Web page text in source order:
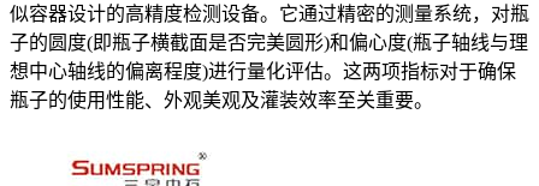
似容器设计的高精度检测设备。它通过精密的测量系统，对瓶
子的圆度(即瓶子横截面是否完美圆形)和偏心度(瓶子轴线与理
想中心轴线的偏离程度)进行量化评估。这两项指标对于确保
瓶子的使用性能、外观美观及灌装效率至关重要。